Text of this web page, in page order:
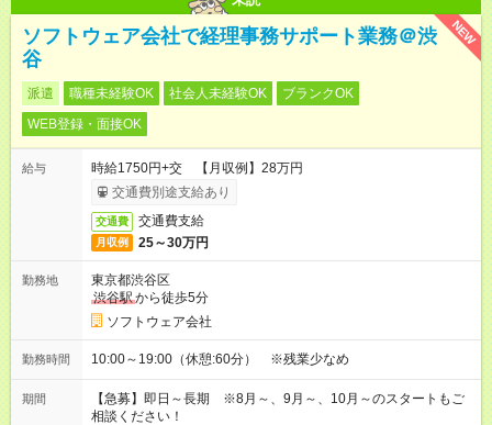
NEW
ソフトウェア会社で経理事務サポート業務＠渋
谷
派遣 職種未経験OK 社会人未経験OK
ブランクOK
WEB登録・面接OK
給与
時給1750円+交 【月収例】28万円
交通費別途支給あり
交通費 交通費支給
月収例 25～30万円
勤務地
東京都渋谷区
渋谷駅から徒歩5分
ソフトウェア会社
勤務時間 10:00～19:00（休憩:60分） ※残業少なめ
期間
【急募】即日～長期 ※8月～、9月～、10月～のスタートもご
相談ください！